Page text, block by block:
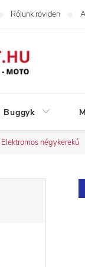
Rólunk röviden
Buggyk
Elektromos négykerekű